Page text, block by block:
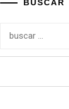
BUSCAR